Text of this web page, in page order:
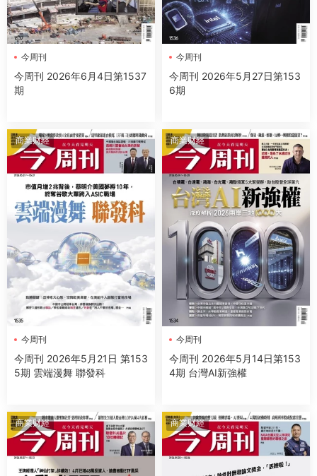
今周刊
今周刊 2026年6月4日第1537
期
今周刊
今周刊 2026年5月27日第153
6期
商業财經
今周刊
今周刊 2026年5月21日 第153
5期 雲端漫舞 聯發科
商業财經
今周刊
今周刊 2026年5月14日第153
4期 台灣AI新強權
商業财經 商業财經